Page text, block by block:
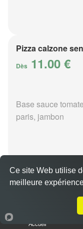
Pizza calzone
Dès 11.00 €
Base sauce
paris, jambon
Pizza 4
11.00 €
Accueil
Ce site Web utilise
meilleure